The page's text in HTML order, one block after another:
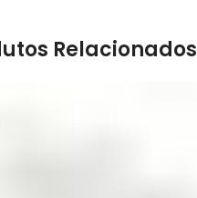
Relacionados